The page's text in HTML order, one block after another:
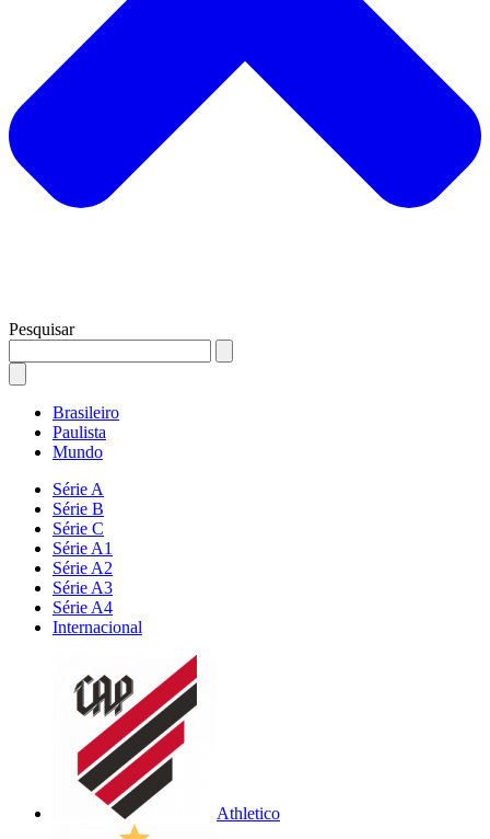
Pesquisar
Brasileiro
Paulista
Mundo
Série A
Série B
Série C
Série A1
Série A2
Série A3
Série A4
Internacional
Athletico